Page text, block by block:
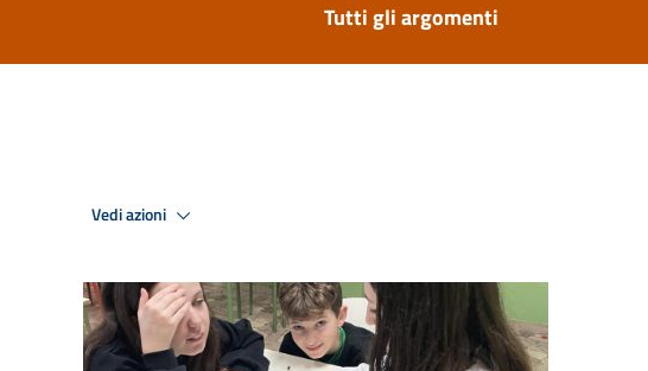
Tutti gli argomenti
Vedi azioni